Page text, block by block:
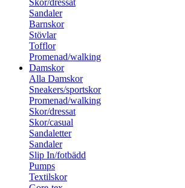
Skor/dressat
Sandaler
Barnskor
Stövlar
Tofflor
Promenad/walking
Damskor
Alla Damskor
Sneakers/sportskor
Promenad/walking
Skor/dressat
Skor/casual
Sandaletter
Sandaler
Slip In/fotbädd
Pumps
Textilskor